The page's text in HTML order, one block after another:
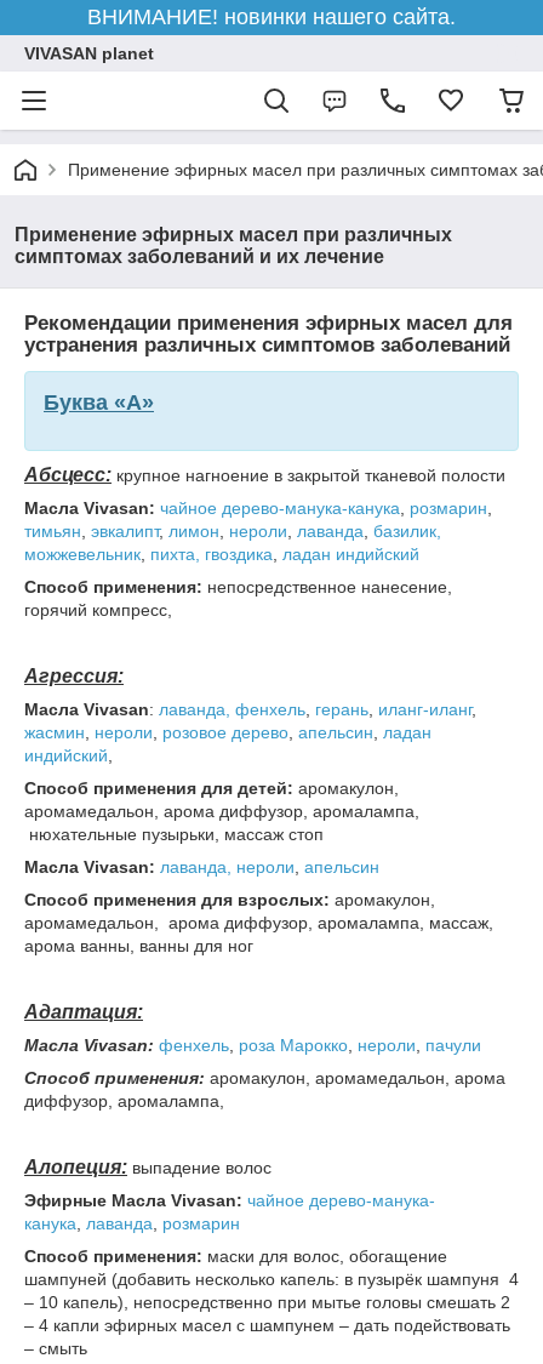
ВНИМАНИЕ! новинки нашего сайта.
VIVASAN planet
Применение эфирных масел при различных симптомах
Применение эфирных масел при различных
симптомах заболеваний и их лечение
Рекомендации применения эфирных масел для
устранения различных симптомов заболеваний
Буква «А»
Абсцесс: крупное нагноение в закрытой тканевой полости
Масла Vivasan: чайное дерево-манука-канука, розмарин,
тимьян, эвкалипт, лимон, нероли, лаванда, базилик,
можжевельник, пихта, гвоздика, ладан индийский
Способ применения: непосредственное нанесение,
горячий компресс,
Агрессия:
Масла Vivasan: лаванда, фенхель, герань, иланг-иланг,
жасмин, нероли, розовое дерево, апельсин, ладан
индийский,
Способ применения для детей: аромакулон,
аромамедальон, арома диффузор, аромалампа,
нюхательные пузырьки, массаж стоп
Масла Vivasan: лаванда, нероли, апельсин
Способ применения для взрослых: аромакулон,
аромамедальон, арома диффузор, аромалампа, массаж,
арома ванны, ванны для ног
Адаптация:
Масла Vivasan: фенхель, роза Марокко, нероли, пачули
Способ применения: аромакулон, аромамедальон, арома
диффузор, аромалампа,
Алопеция: выпадение волос
Эфирные Масла Vivasan: чайное дерево-манука-
канука, лаванда, розмарин
Способ применения: маски для волос, обогащение
шампуней (добавить несколько капель: в пузырёк шампуня 4
– 10 капель), непосредственно при мытье головы смешать 2
– 4 капли эфирных масел с шампунем – дать подействовать
– смыть